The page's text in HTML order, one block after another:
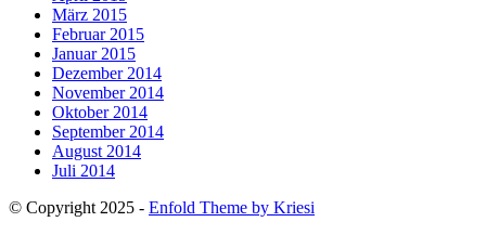
März 2015
Februar 2015
Januar 2015
Dezember 2014
November 2014
Oktober 2014
September 2014
August 2014
Juli 2014
© Copyright 2025 - Enfold Theme by Kriesi